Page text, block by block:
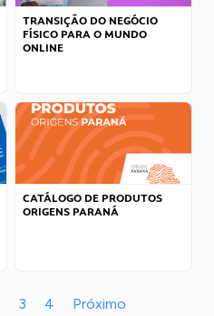
TRANSIÇÃO DO NEGÓCIO
FÍSICO PARA O MUNDO
ONLINE
CATÁLOGO DE PRODUTOS
ORIGENS PARANÁ
3 4 Próximo